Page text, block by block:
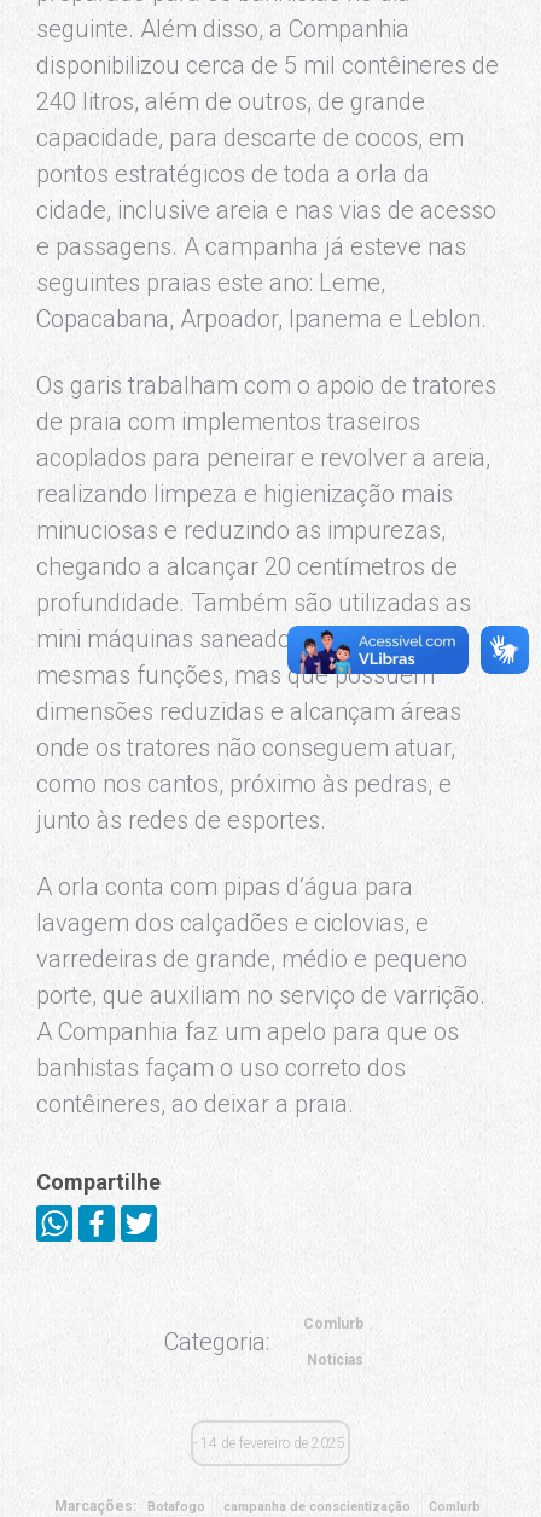
seguinte. Além disso, a Companhia
disponibilizou cerca de 5 mil contêineres de
240 litros, além de outros, de grande
capacidade, para descarte de cocos, em
pontos estratégicos de toda a orla da
cidade, inclusive areia e nas vias de acesso
e passagens. A campanha já esteve nas
seguintes praias este ano: Leme,
Copacabana, Arpoador, Ipanema e Leblon.
Os garis trabalham com o apoio de tratores
de praia com implementos traseiros
acoplados para peneirar e revolver a areia,
realizando limpeza e higienização mais
minuciosas e reduzindo as impurezas,
chegando a alcançar 20 centímetros de
profundidade. Também são utilizadas as
mini máquinas saneadoras, com as
mesmas funções, mas que possuem
dimensões reduzidas e alcançam áreas
onde os tratores não conseguem atuar,
como nos cantos, próximo às pedras, e
junto às redes de esportes.
A orla conta com pipas d’água para
lavagem dos calçadões e ciclovias, e
varredeiras de grande, médio e pequeno
porte, que auxiliam no serviço de varrição.
A Companhia faz um apelo para que os
banhistas façam o uso correto dos
contêineres, ao deixar a praia.
Compartilhe
Categoria:
Comlurb
Notícias
14 de fevereiro de 2025
Marcações: Botafogo campanha de conscientização
Comlurb